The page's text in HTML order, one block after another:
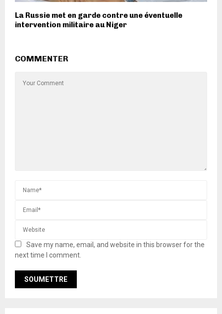
La Russie met en garde contre une éventuelle
intervention militaire au Niger
COMMENTER
Save my name, email, and website in this browser for the
next time I comment.